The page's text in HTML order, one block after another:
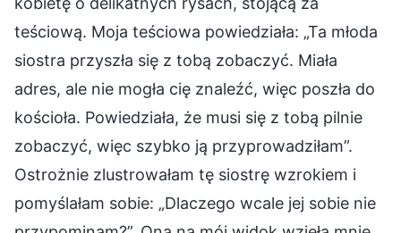
teściową. Moja teściowa powiedziała: „Ta młoda
siostra przyszła się z tobą zobaczyć. Miała
adres, ale nie mogła cię znaleźć, więc poszła do
kościoła. Powiedziała, że musi się z tobą pilnie
zobaczyć, więc szybko ją przyprowadziłam”.
Ostrożnie zlustrowałam tę siostrę wzrokiem i
pomyślałam sobie: „Dlaczego wcale jej sobie nie